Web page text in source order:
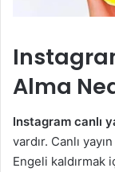
Alma
Instagram canlı
vardır. Canlı
Engeli kaldırmak